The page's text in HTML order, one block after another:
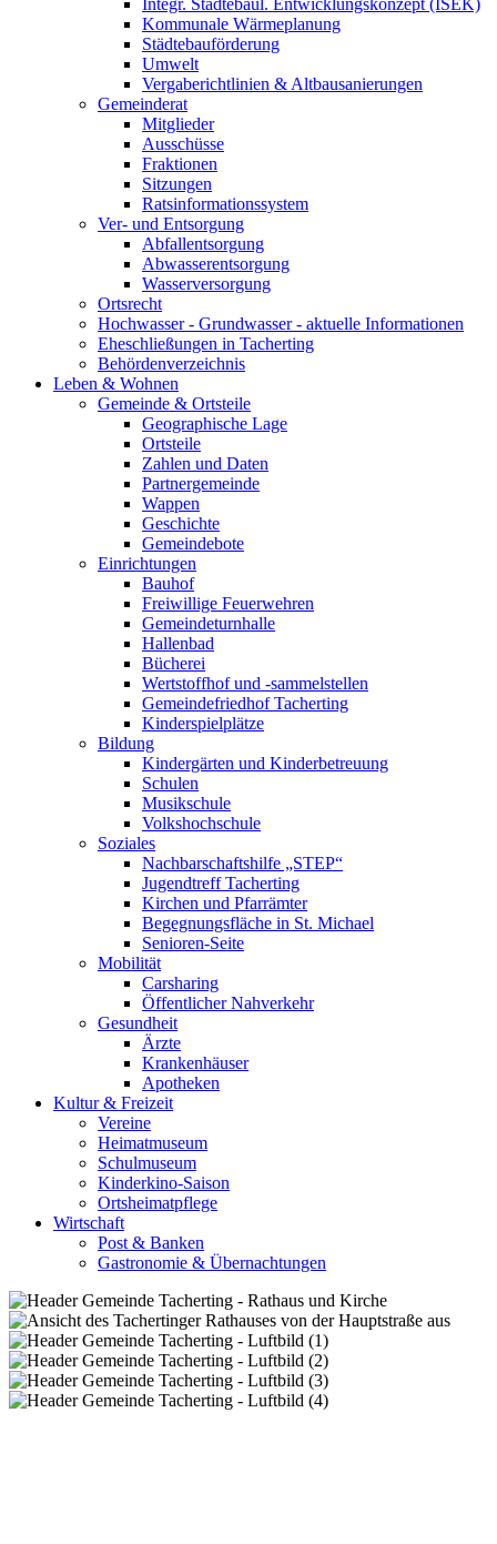
Integr. Städtebaul. Entwicklungskonzept (ISEK)
Kommunale Wärmeplanung
Städtebauförderung
Umwelt
Vergaberichtlinien & Altbausanierungen
Gemeinderat
Mitglieder
Ausschüsse
Fraktionen
Sitzungen
Ratsinformationssystem
Ver- und Entsorgung
Abfallentsorgung
Abwasserentsorgung
Wasserversorgung
Ortsrecht
Hochwasser - Grundwasser - aktuelle Informationen
Eheschließungen in Tacherting
Behördenverzeichnis
Leben & Wohnen
Gemeinde & Ortsteile
Geographische Lage
Ortsteile
Zahlen und Daten
Partnergemeinde
Wappen
Geschichte
Gemeindebote
Einrichtungen
Bauhof
Freiwillige Feuerwehren
Gemeindeturnhalle
Hallenbad
Bücherei
Wertstoffhof und -sammelstellen
Gemeindefriedhof Tacherting
Kinderspielplätze
Bildung
Kindergärten und Kinderbetreuung
Schulen
Musikschule
Volkshochschule
Soziales
Nachbarschaftshilfe „STEP“
Jugendtreff Tacherting
Kirchen und Pfarrämter
Begegnungsfläche in St. Michael
Senioren-Seite
Mobilität
Carsharing
Öffentlicher Nahverkehr
Gesundheit
Ärzte
Krankenhäuser
Apotheken
Kultur & Freizeit
Vereine
Heimatmuseum
Schulmuseum
Kinderkino-Saison
Ortsheimatpflege
Wirtschaft
Post & Banken
Gastronomie & Übernachtungen